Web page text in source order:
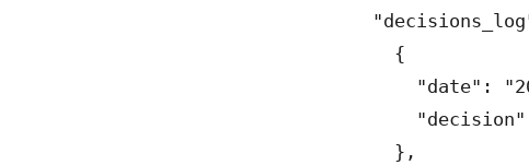
    {
"date":
    },